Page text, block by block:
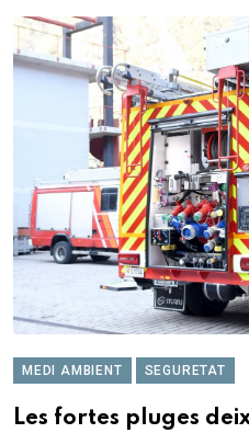
MEDI AMBIENT SEGURETAT
Les fortes pluges